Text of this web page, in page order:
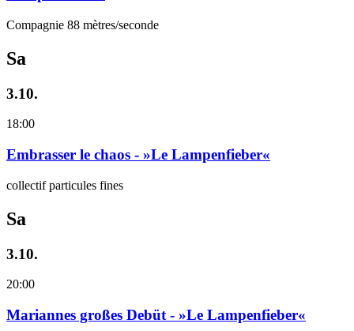
Compagnie 88 mètres/seconde
Sa
3.10.
18:00
Embrasser le chaos - »Le Lampenfieber«
collectif particules fines
Sa
3.10.
20:00
Mariannes großes Debüt - »Le Lampenfieber«